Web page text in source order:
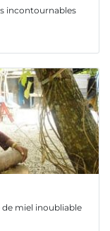
incontournables
de miel inoubliable